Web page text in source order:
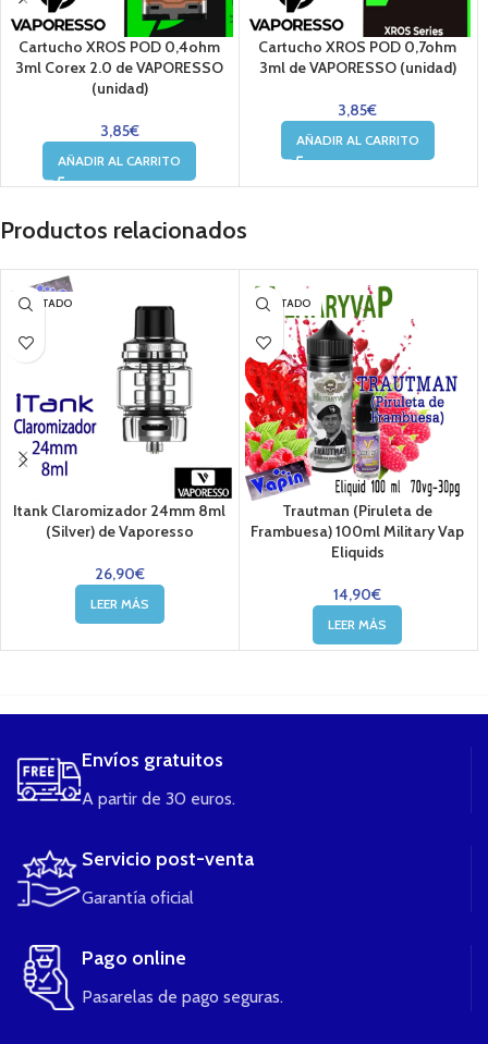
Cartucho XROS POD 0,4ohm
3ml Corex 2.0 de VAPORESSO
(unidad)
3,85€
AÑADIR AL CARRITO
Cartucho XROS POD 0,7ohm
3ml de VAPORESSO (unidad)
3,85€
AÑADIR AL CARRITO
Productos relacionados
AGOTADO
Itank Claromizador 24mm 8ml
(Silver) de Vaporesso
26,90€
LEER MÁS
AGOTADO
Trautman (Piruleta de
Frambuesa) 100ml Military Vap
Eliquids
14,90€
LEER MÁS
Envíos gratuitos
A partir de 30 euros.
Servicio post-venta
Garantía oficial
Pago online
Pasarelas de pago seguras.